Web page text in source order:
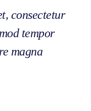
consectetur
tempor
magna